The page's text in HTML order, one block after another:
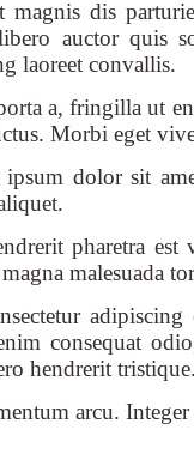
magnis dis
auctor quis
laoreet convallis.
a, fringilla ut
Morbi eget
dolor sit
pharetra est
malesuada
adipiscing
consequat
hendrerit
arcu.